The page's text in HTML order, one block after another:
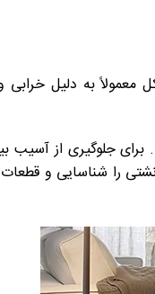
به دلیل خرابی
جلوگیری از آسیب
را شناسایی و